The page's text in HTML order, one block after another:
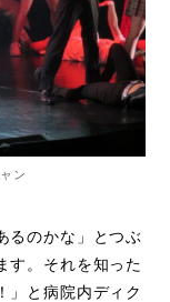
ン
るのかな」とつぶ
す。それを知った
」と病院内ディク